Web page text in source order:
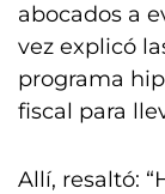
abocados a
vez explicó
programa
fiscal para
Allí, resaltó: